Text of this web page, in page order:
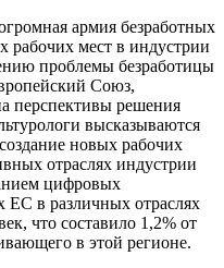
армия безработных
рабочих мест в индустрии
проблемы безработицы
Союз,
перспективы решения
высказываются
новых рабочих
отраслях индустрии
цифровых
ЕС в различных отраслях
что составило 1,2% от
в этой регионе.